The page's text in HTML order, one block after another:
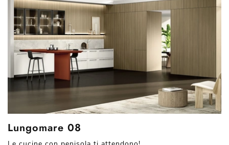
Lungomare 08